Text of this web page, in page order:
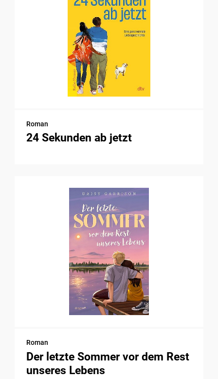
Roman
24 Sekunden ab jetzt
Roman
Der letzte Sommer vor dem Rest
unseres Lebens